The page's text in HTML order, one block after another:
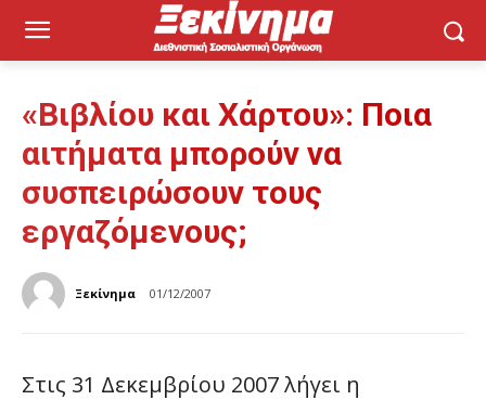
«Βιβλίου και Χάρτου»: Ποια
αιτήματα μπορούν να
συσπειρώσουν τους
εργαζόμενους;
Ξεκίνημα 01/12/2007
Στις 31 Δεκεμβρίου 2007 λήγει η